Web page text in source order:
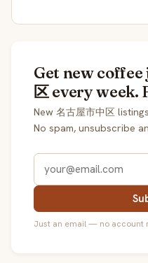
Get new coffee
区 every week.
New 名古屋市中区
No spam, unsubscribe
Just an email — no account